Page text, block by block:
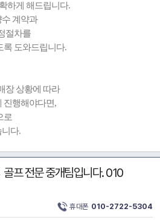
하게 해드립니다.
계약과
절차를
록 도와드립니다.
장 상황에 따라
진행해야다면,
로
다.
프 전문 중개팀입니다. 010
휴대폰 010-2722-5304